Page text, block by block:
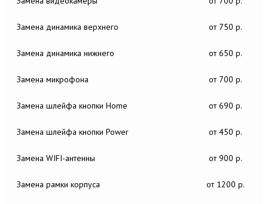
Замена динамика верхнего от 750 р.
Замена динамика нижнего от 650 р.
Замена микрофона от 700 р.
Замена шлейфа кнопки Home от 690 р.
Замена шлейфа кнопки Power от 450 р.
Замена WIFI-антенны от 900 р.
Замена рамки корпуса от 1200 р.